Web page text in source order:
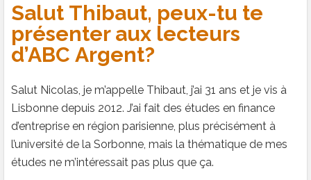
Salut Thibaut, peux-tu te
présenter aux lecteurs
d’ABC Argent?
Salut Nicolas, je m’appelle Thibaut, j’ai 31 ans et je vis à
Lisbonne depuis 2012. J’ai fait des études en finance
d’entreprise en région parisienne, plus précisément à
l’université de la Sorbonne, mais la thématique de mes
études ne m’intéressait pas plus que ça.